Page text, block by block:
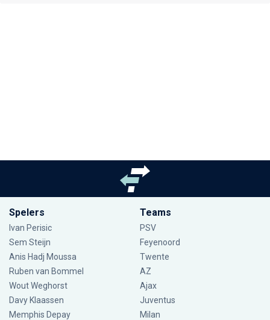
Spelers
Ivan Perisic
Sem Steijn
Anis Hadj Moussa
Ruben van Bommel
Wout Weghorst
Davy Klaassen
Memphis Depay
Teams
PSV
Feyenoord
Twente
AZ
Ajax
Juventus
Milan